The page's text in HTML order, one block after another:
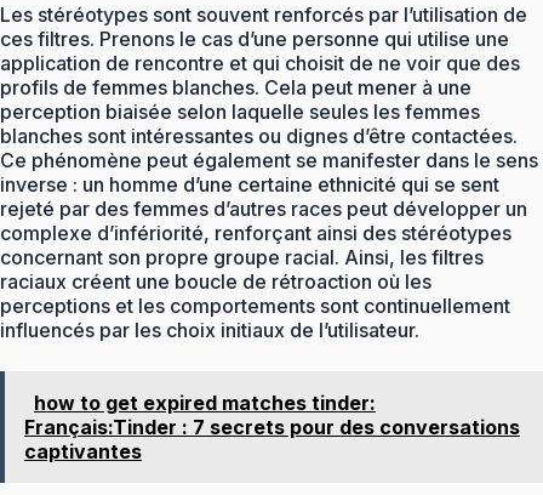
Les stéréotypes sont souvent renforcés par l’utilisation de
ces filtres. Prenons le cas d’une personne qui utilise une
application de rencontre et qui choisit de ne voir que des
profils de femmes blanches. Cela peut mener à une
perception biaisée selon laquelle seules les femmes
blanches sont intéressantes ou dignes d’être contactées.
Ce phénomène peut également se manifester dans le sens
inverse : un homme d’une certaine ethnicité qui se sent
rejeté par des femmes d’autres races peut développer un
complexe d’infériorité, renforçant ainsi des stéréotypes
concernant son propre groupe racial. Ainsi, les filtres
raciaux créent une boucle de rétroaction où les
perceptions et les comportements sont continuellement
influencés par les choix initiaux de l’utilisateur.
how to get expired matches tinder:
Français:Tinder : 7 secrets pour des conversations
captivantes